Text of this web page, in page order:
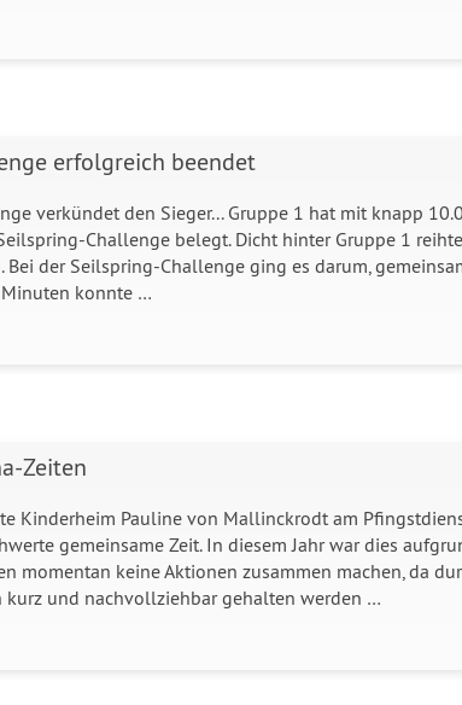
erfolgreich beendet
verkündet den Sieger... Gruppe 1 hat mit knapp
Challenge belegt. Dicht hinter Gruppe 1
Bei der Seilspring-Challenge ging es darum,
konnte …
Zeiten
Kinderheim Pauline von Mallinckrodt am
gemeinsame Zeit. In diesem Jahr war dies
momentan keine Aktionen zusammen machen, da
und nachvollziehbar gehalten werden …